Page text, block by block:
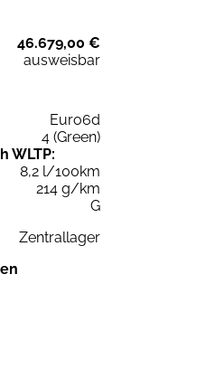
46.679,00 €
ausweisbar
Euro6d
4 (Green)
WLTP:
8,2 l/100km
214 g/km
G
Zentrallager